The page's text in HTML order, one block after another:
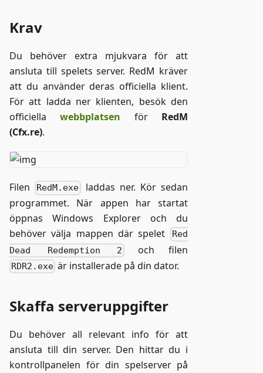
Krav
Du behöver extra mjukvara för att
ansluta till spelets server. RedM kräver
att du använder deras officiella klient.
För att ladda ner klienten, besök den
officiellawebbplatsen för RedM
(Cfx.re).
Filen RedM.exe
laddas ner. Kör sedan
programmet. När appen har startat
öppnas Windows Explorer och du
behöver välja mappen där spelet
Red
Dead Redemption 2 och filen
RDR2.exe är installerade på din dator.
Skaffa serveruppgifter
Du behöver all relevant info för att
ansluta till din server. Den hittar du i
kontrollpanelen för din spelserver på